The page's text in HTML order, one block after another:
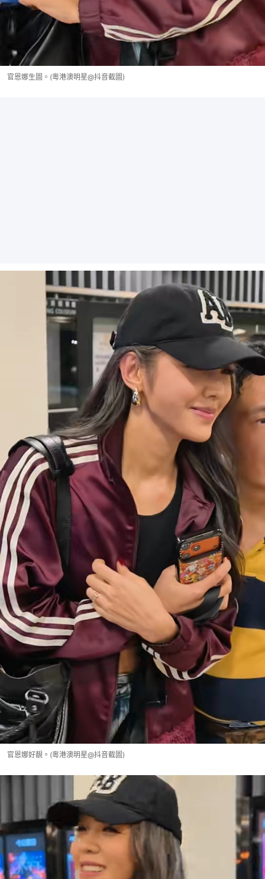
官恩娜生圖。(粵港澳明星@抖音截圖)
官恩娜好靚。(粵港澳明星@抖音截圖)